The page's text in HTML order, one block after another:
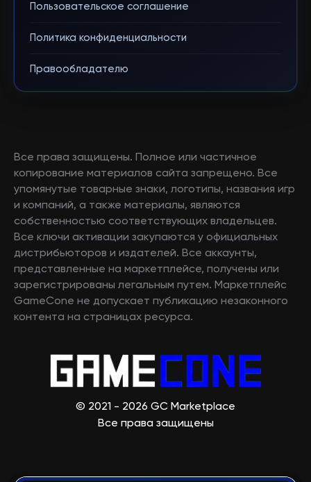
Пользовательское соглашение
Политика конфиденциальности
Правообладателю
Все права защищены. Полное или частичное
копирование материалов сайта запрещено. Все
упомянутые товарные знаки, логотипы, названия игр
и компаний, а также материалы, являются
собственностью соответствующих владельцев.
Все ключи активации закупаются у официальных
дистрибьюторов и издателей. Все аккаунты,
представленные на маркетплейсе, получены или
зарегистрированы легальным путем. Маркетплейс
GameCone не допускает публикацию незаконного
контента на страницах ресурса.
© 2021 - 2026 GC Marketplace
Все права защищены